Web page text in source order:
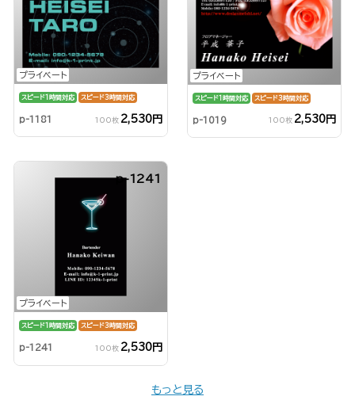
プライベート
スピード1時間対応 スピード3時間対応
p-1181 100枚 2,530円
プライベート
スピード1時間対応 スピード3時間対応
p-1019 100枚 2,530円
プライベート
p-1241
スピード1時間対応 スピード3時間対応
p-1241 100枚 2,530円
もっと見る